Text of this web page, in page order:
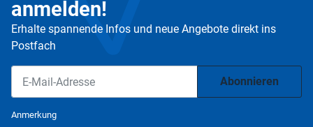
anmelden!
Erhalte spannende Infos und neue Angebote direkt ins
Postfach
Abonnieren
Anmerkung